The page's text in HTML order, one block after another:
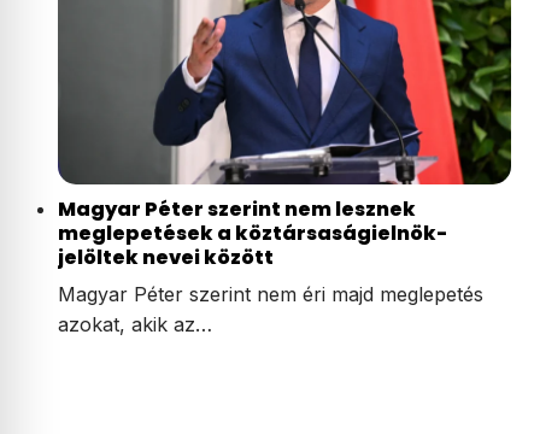
Magyar Péter szerint nem lesznek
meglepetések a köztársaságielnök-
jelöltek nevei között
Magyar Péter szerint nem éri majd meglepetés
azokat, akik az…